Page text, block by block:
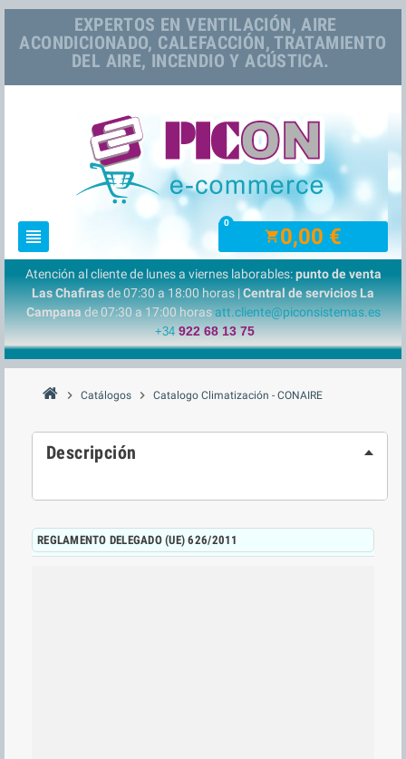
EXPERTOS EN VENTILACIÓN, AIRE
ACONDICIONADO, CALEFACCIÓN, TRATAMIENTO
DEL AIRE, INCENDIO Y ACÚSTICA.
view_headline shopping_cart0,00 €
0
Atención al cliente de lunes a viernes laborables:punto de venta
Las Chafirasde 07:30 a 18:00 horas |Central de servicios La
Campanade 07:30 a 17:00 horasatt.cliente@piconsistemas.es
+34 922 68 13 75
chevron_right Catálogos chevron_right Catalogo Climatización - CONAIRE
Descripción
REGLAMENTO DELEGADO (UE) 626/2011